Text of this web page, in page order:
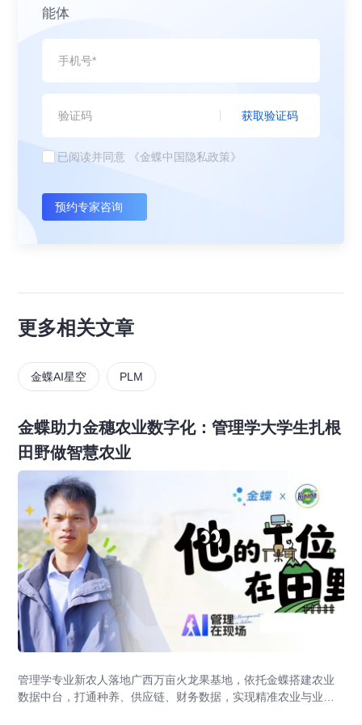
能体
获取验证码
已阅读并同意 《金蝶中国隐私政策》
预约专家咨询
更多相关文章
金蝶AI星空 PLM
金蝶助力金穗农业数字化：管理学大学生扎根
田野做智慧农业
管理学专业新农人落地广西万亩火龙果基地，依托金蝶搭建农业
数据中台，打通种养、供应链、财务数据，实现精准农业与业财